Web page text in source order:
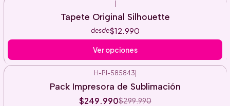
Tapete Original Silhouette
desde$12.990
Ver opciones
H-PI-585843
Pack Impresora de Sublimación
$249.990$299.990